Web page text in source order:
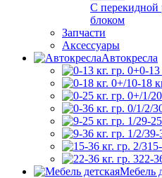
С перекидной
блоком
Запчасти
Аксессуары
Автокресла
0-13
0-18
9-
9-
22-
Мебель